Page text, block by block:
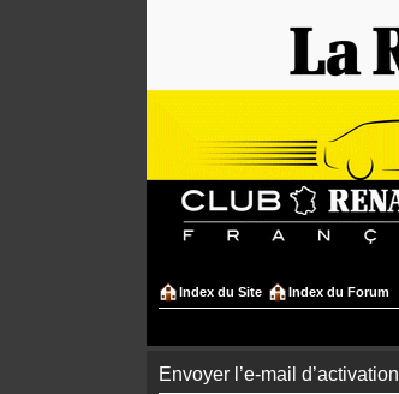
Index du Site Index du Forum
Envoyer l’e-mail d’activation